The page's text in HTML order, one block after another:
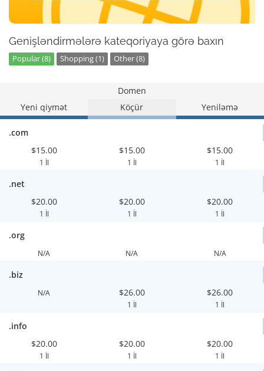
Genişləndirmələrə kateqoriyaya görə baxın
Popular (8) Shopping (1) Other (8)
Domen
Yeni qiymət
Köçür Yeniləmə
.com
$15.00
1 İl
$15.00
1 İl
$15.00
1 İl
.net
$20.00
1 İl
$20.00
1 İl
$20.00
1 İl
.org
N/A N/A N/A
.biz
N/A $26.00
1 İl
$26.00
1 İl
.info
$20.00
1 İl
$20.00
1 İl
$20.00
1 İl